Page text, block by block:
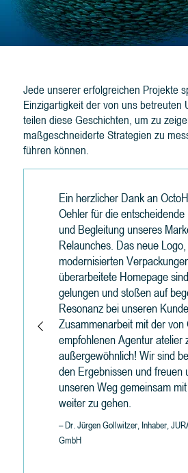
Jede unserer erfolgreichen Projekte
Einzigartigkeit der von uns betreuten
teilen diese Geschichten, um zu
maßgeschneiderte Strategien zu
führen können.
Ein herzlicher Dank an
Oehler für die
und Begleitung unseres
Relaunches. Das neue
modernisierten
überarbeitete Homepage
gelungen und stoßen auf
Resonanz bei unseren
Zusammenarbeit mit der von
empfohlenen Agentur atelier
außergewöhnlich! Wir sind
den Ergebnissen und freuen
unseren Weg gemeinsam
weiter zu gehen.
– Dr. Jürgen Gollwitzer, Inhaber,
GmbH